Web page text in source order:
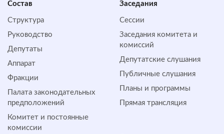
Состав
Структура
Руководство
Депутаты
Аппарат
Фракции
Палата законодательных
предположений
Комитет и постоянные
комиссии
Заседания
Сессии
Заседания комитета и
комиссий
Депутатские слушания
Публичные слушания
Планы и программы
Прямая трансляция